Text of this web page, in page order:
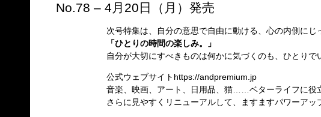
No.78 – 4月20日（月）発売
次号特集は、自分の意思で自由に動ける、心の内側にじ
「ひとりの時間の楽しみ。」
自分が大切にすべきものは何かに気づくのも、ひとりで
公式ウェブサイト https://andpremium.jp
音楽、映画、アート、日用品、猫……ベターライフに役
さらに見やすくリニューアルして、ますますパワーアッ